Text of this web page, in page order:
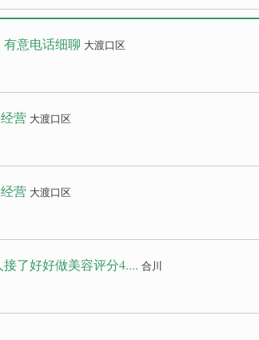
意电话细聊 大渡口区
营 大渡口区
营 大渡口区
了好好做美容评分4.... 合川